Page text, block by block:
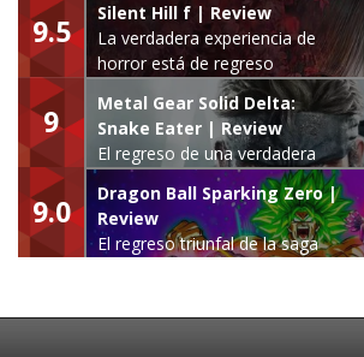
9.5
Silent Hill f | Review
La verdadera experiencia de
horror está de regreso
9
Metal Gear Solid Delta:
Snake Eater | Review
El regreso de una verdadera
leyenda
9.0
Dragon Ball Sparking Zero |
Review
El regreso triunfal de la saga